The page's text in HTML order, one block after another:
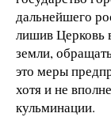
дальнейшего
лишив Церковь
земли,
это меры
хотя и не
кульминации.